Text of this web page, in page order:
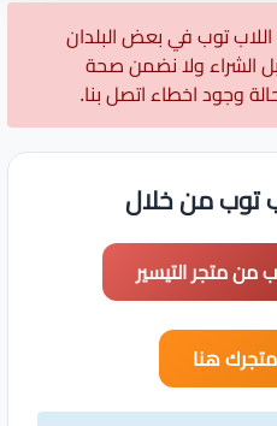
توب في بعض البلدان
الشراء ولا نضمن صحة
توب من خلال
من متجر التيسير
هنا